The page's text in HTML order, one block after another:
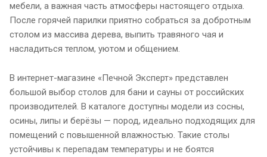
мебели, а важная часть атмосферы настоящего отдыха.
После горячей парилки приятно собраться за добротным
столом из массива дерева, выпить травяного чая и
насладиться теплом, уютом и общением.
В интернет-магазине «Печной Эксперт» представлен
большой выбор столов для бани и сауны от российских
производителей. В каталоге доступны модели из сосны,
осины, липы и берёзы — пород, идеально подходящих для
помещений с повышенной влажностью. Такие столы
устойчивы к перепадам температуры и не боятся